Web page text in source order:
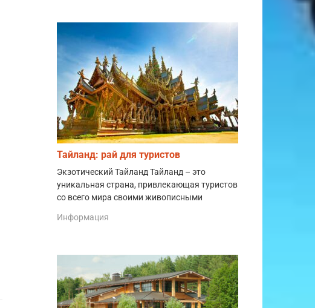
Тайланд: рай для туристов
Экзотический Тайланд Тайланд – это
уникальная страна, привлекающая туристов
со всего мира своими живописными
Информация